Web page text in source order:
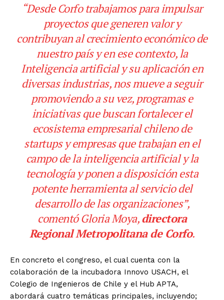
“Desde Corfo trabajamos para impulsar
proyectos que generen valor y
contribuyan al crecimiento económico de
nuestro país y en ese contexto, la
Inteligencia artificial y su aplicación en
diversas industrias, nos mueve a seguir
promoviendo a su vez, programas e
iniciativas que buscan fortalecer el
ecosistema empresarial chileno de
startups y empresas que trabajan en el
campo de la inteligencia artificial y la
tecnología y ponen a disposición esta
potente herramienta al servicio del
desarrollo de las organizaciones”,
comentó Gloria Moya,directora
Regional Metropolitana de Corfo.
En concreto el congreso, el cual cuenta con la
colaboración de la incubadora Innovo USACH, el
Colegio de Ingenieros de Chile y el Hub APTA,
abordará cuatro temáticas principales, incluyendo;